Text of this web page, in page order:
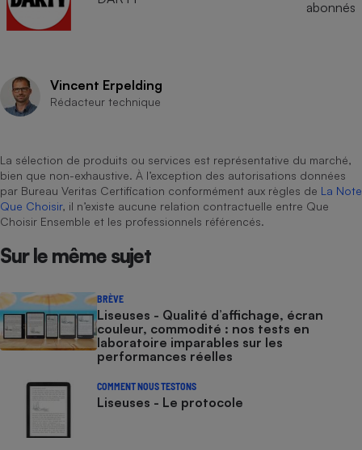
abonnés
Vincent Erpelding
Rédacteur technique
La sélection de produits ou services est représentative du marché,
bien que non-exhaustive. À l’exception des autorisations données
par Bureau Veritas Certification conformément aux règles de La Note
Que Choisir, il n’existe aucune relation contractuelle entre Que
Choisir Ensemble et les professionnels référencés.
Sur le même sujet
BRÈVE
Liseuses - Qualité d’affichage, écran
couleur, commodité : nos tests en
laboratoire imparables sur les
performances réelles
COMMENT NOUS TESTONS
Liseuses - Le protocole